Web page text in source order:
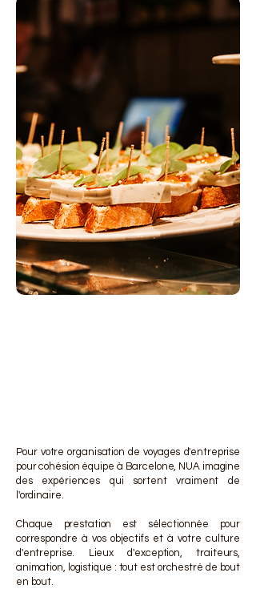
Pour votre organisation de voyages d'entreprise
pour cohésion équipe à Barcelone, NUA imagine
des expériences qui sortent vraiment de
l'ordinaire.
Chaque prestation est sélectionnée pour
correspondre à vos objectifs et à votre culture
d'entreprise. Lieux d'exception, traiteurs,
animation, logistique : tout est orchestré de bout
en bout.